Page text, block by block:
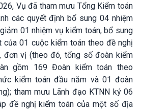
Vụ đã tham mưu Tổng Kiểm toán
các quyết định bổ sung 04 nhiệm
01 nhiệm vụ kiểm toán, bổ sung
của 01 cuộc kiểm toán theo đề nghị
đơn vị (theo đó, tổng số đoàn kiểm
gồm 169 Đoàn kiểm toán theo
kiểm toán đầu năm và 01 đoàn
tham mưu Lãnh đạo KTNN ký 06
đề nghị kiểm toán của một số địa